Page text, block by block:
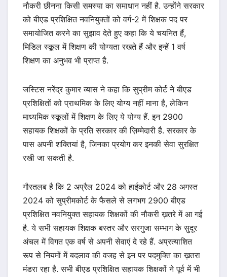
नौकरी छीनना किसी समस्या का समाधान नहीं है. उन्होंने सरकार
को बीएड प्रशिक्षित नवनियुक्तों को वर्ग-2 में शिक्षक पद पर
समायोजित करने का सुझाव देते हुए कहा कि ये चयनित हैं,
मिडिल स्कूल में शिक्षण की योग्यता रखते हैं और इन्हें 1 वर्ष
शिक्षण का अनुभव भी प्राप्त है.
जस्टिस नरेंद्र कुमार व्यास ने कहा कि सुप्रीम कोर्ट ने बीएड
प्रशिक्षितों को प्राथमिक के लिए योग्य नहीं माना है, लेकिन
माध्यमिक स्कूलों में शिक्षण के लिए ये योग्य हैं. इन 2900
सहायक शिक्षकों के प्रति सरकार की ज़िम्मेदारी है. सरकार के
पास अपनी शक्तियां है, जिनका प्रयोग कर इनकी सेवा सुरक्षित
रखी जा सकती है.
गौरतलब है कि 2 अप्रैल 2024 को हाईकोर्ट और 28 अगस्त
2024 को सुप्रीमकोर्ट के फैसले से लगभग 2900 बीएड
प्रशिक्षित नवनियुक्त सहायक शिक्षकों की नौकरी ख़तरे में आ गई
है. ये सभी सहायक शिक्षक बस्तर और सरगुजा सम्भाग के सुदूर
अंचल में विगत एक वर्ष से अपनी सेवाएं दे रहे हैं. अप्रत्याशित
रूप से नियमों में बदलाव की वजह से इन पर पदमुक्ति का ख़तरा
मंडरा रहा है. सभी बीएड प्रशिक्षित सहायक शिक्षकों ने पूर्व में भी